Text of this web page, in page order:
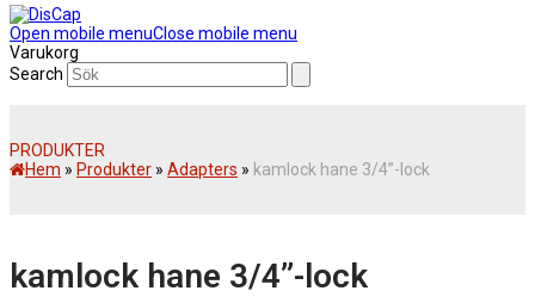
Open mobile menuClose mobile menu
Varukorg
Search
PRODUKTER
Hem » Produkter » Adapters » kamlock hane 3/4”-lock
kamlock hane 3/4”-lock